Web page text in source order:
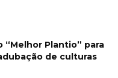
Plantio” para
de culturas